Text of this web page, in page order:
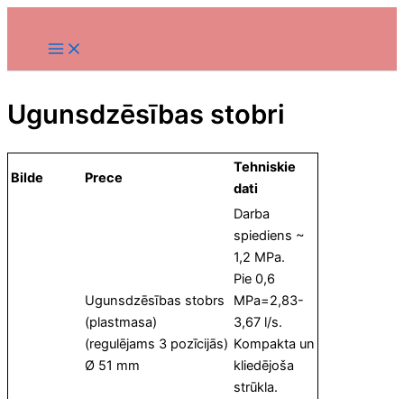
Ugunsdzēsības stobri
Bilde Prece
Tehniskie
dati
Ugunsdzēsības stobrs
(plastmasa)
(regulējams 3 pozīcijās)
Ø 51 mm
Darba
spiediens ~
1,2 MPa.
Pie 0,6
MPa=2,83-
3,67 l/s.
Kompakta un
kliedējoša
strūkla.